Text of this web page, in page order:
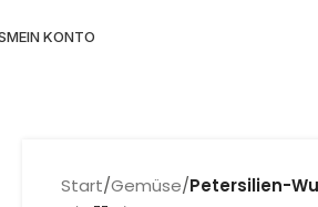
MEIN KONTO
Start/Gemüse/Petersilien-